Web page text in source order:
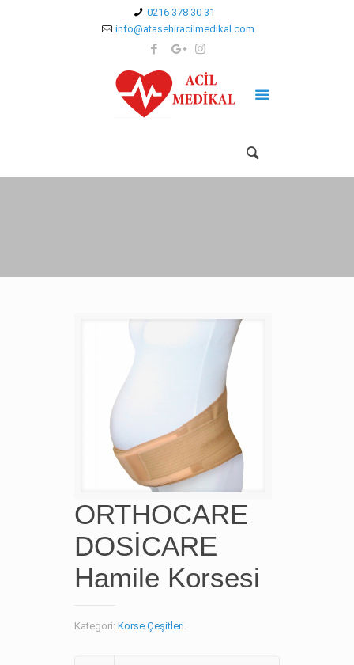
0216 378 30 31
info@atasehiracilmedikal.com
ORTHOCARE
DOSİCARE
Hamile Korsesi
Kategori: Korse Çeşitleri.